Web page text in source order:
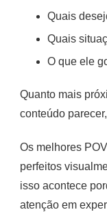
Quais
Quais
O que ele
Quanto mais
conteúdo
Os melhores
perfeitos
isso acontece
atenção em